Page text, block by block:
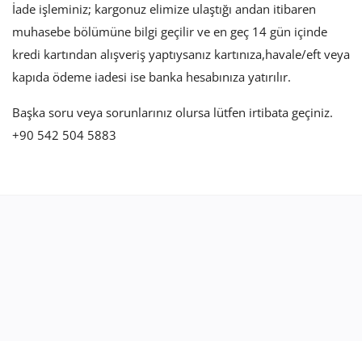
İade işleminiz; kargonuz elimize ulaştığı andan itibaren
muhasebe bölümüne bilgi geçilir ve en geç 14 gün içinde
kredi kartından alışveriş yaptıysanız kartınıza,havale/eft veya
kapıda ödeme iadesi ise banka hesabınıza yatırılır.
Başka soru veya sorunlarınız olursa lütfen irtibata geçiniz.
+90 542 504 5883